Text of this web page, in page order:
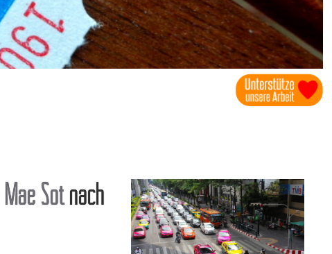
Mae Sotnach